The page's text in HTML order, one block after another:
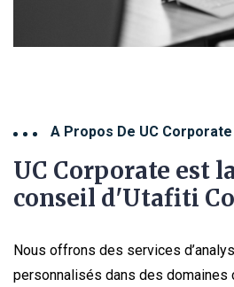
A Propos De UC Corporate
UC Corporate est
conseil d'Utafiti
Nous offrons des services
personnalisés dans des domaines